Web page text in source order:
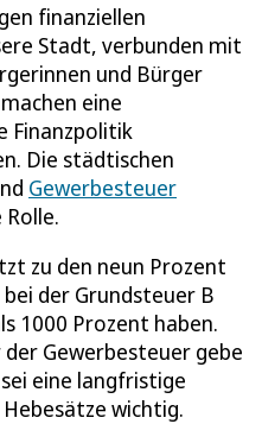
finanziellen
Stadt, verbunden mit
und Bürger
eine
Finanzpolitik
Die städtischen
Gewerbesteuer
zu den neun Prozent
der Grundsteuer B
1000 Prozent haben.
Gewerbesteuer gebe
eine langfristige
wichtig.